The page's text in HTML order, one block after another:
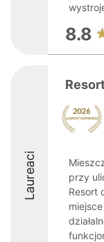
8.8
Laureaci
przy
Resort